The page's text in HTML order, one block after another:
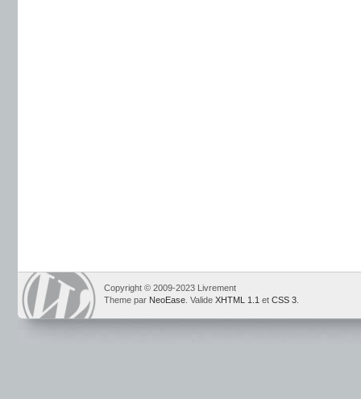
Copyright © 2009-2023 Livrement
Theme par NeoEase . Valide XHTML 1.1 et CSS 3